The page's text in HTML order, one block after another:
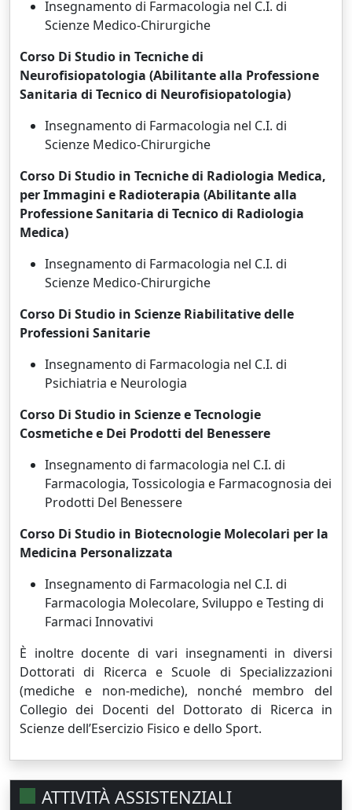
Insegnamento di Farmacologia nel C.I. di
Scienze Medico-Chirurgiche
Corso Di Studio in Tecniche di
Neurofisiopatologia (Abilitante alla Professione
Sanitaria di Tecnico di Neurofisiopatologia)
Insegnamento di Farmacologia nel C.I. di
Scienze Medico-Chirurgiche
Corso Di Studio in Tecniche di Radiologia Medica,
per Immagini e Radioterapia (Abilitante alla
Professione Sanitaria di Tecnico di Radiologia
Medica)
Insegnamento di Farmacologia nel C.I. di
Scienze Medico-Chirurgiche
Corso Di Studio in Scienze Riabilitative delle
Professioni Sanitarie
Insegnamento di Farmacologia nel C.I. di
Psichiatria e Neurologia
Corso Di Studio in Scienze e Tecnologie
Cosmetiche e Dei Prodotti del Benessere
Insegnamento di farmacologia nel C.I. di
Farmacologia, Tossicologia e Farmacognosia dei
Prodotti Del Benessere
Corso Di Studio in Biotecnologie Molecolari per la
Medicina Personalizzata
Insegnamento di Farmacologia nel C.I. di
Farmacologia Molecolare, Sviluppo e Testing di
Farmaci Innovativi
È inoltre docente di vari insegnamenti in diversi
Dottorati di Ricerca e Scuole di Specializzazioni
(mediche e non-mediche), nonché membro del
Collegio dei Docenti del Dottorato di Ricerca in
Scienze dell’Esercizio Fisico e dello Sport.
ATTIVITÀ ASSISTENZIALI